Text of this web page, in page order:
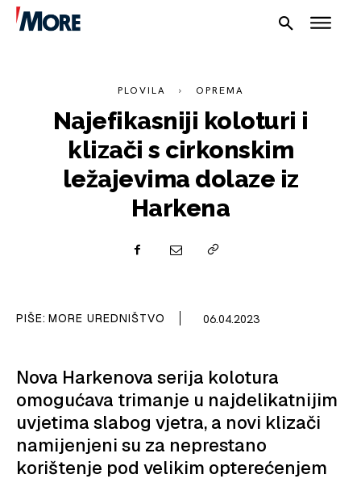
VELIKE PRIČE
PRETPLATA
SHOP
PLOVILA OPREMA
Najefikasniji koloturi i
klizači s cirkonskim
ležajevima dolaze iz
Harkena
PIŠE: MORE UREDNIŠTVO 06.04.2023
Nova Harkenova serija kolotura
omogućava trimanje u najdelikatnijim
uvjetima slabog vjetra, a novi klizači
namijenjeni su za neprestano
korištenje pod velikim opterećenjem